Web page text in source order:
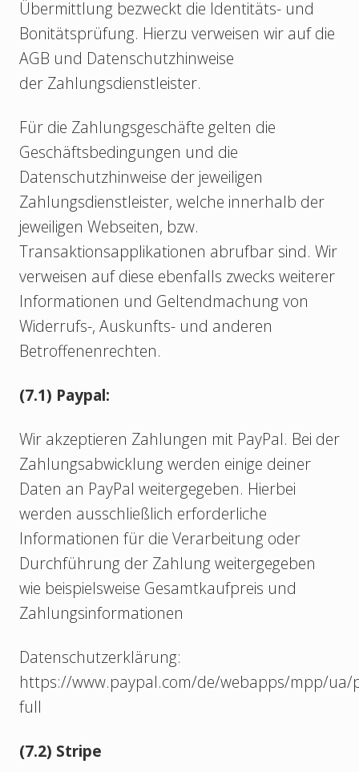
Übermittlung bezweckt die Identitäts- und
Bonitätsprüfung. Hierzu verweisen wir auf die
AGB und Datenschutzhinweise
der Zahlungsdienstleister.
Für die Zahlungsgeschäfte gelten die
Geschäftsbedingungen und die
Datenschutzhinweise der jeweiligen
Zahlungsdienstleister, welche innerhalb der
jeweiligen Webseiten, bzw.
Transaktionsapplikationen abrufbar sind. Wir
verweisen auf diese ebenfalls zwecks weiterer
Informationen und Geltendmachung von
Widerrufs-, Auskunfts- und anderen
Betroffenenrechten.
(7.1) Paypal:
Wir akzeptieren Zahlungen mit PayPal. Bei der
Zahlungsabwicklung werden einige deiner
Daten an PayPal weitergegeben. Hierbei
werden ausschließlich erforderliche
Informationen für die Verarbeitung oder
Durchführung der Zahlung weitergegeben
wie beispielsweise Gesamtkaufpreis und
Zahlungsinformationen
Datenschutzerklärung:
https://www.paypal.com/de/webapps/mpp/ua/
full
(7.2) Stripe